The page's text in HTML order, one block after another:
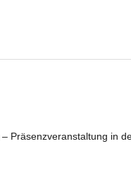
Präsenzveranstaltung in